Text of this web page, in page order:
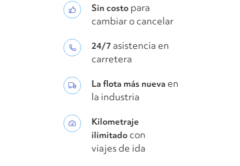
Sin costo para
cambiar o cancelar
24/7 asistencia en
carretera
La flota más nueva en
la industria
Kilometraje
ilimitado con
viajes de ida